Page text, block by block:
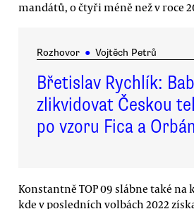
mandátů, o čtyři méně než v roce
Rozhovor ● Vojtěch Petrů
Břetislav Rychlík:
zlikvidovat Českou
po vzoru Fica a
Konstantně TOP 09 slábne také
kde v posledních volbách 2022